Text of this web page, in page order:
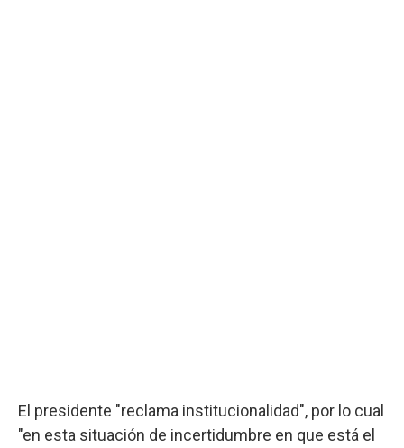
El presidente "reclama institucionalidad", por lo cual
"en esta situación de incertidumbre en que está el